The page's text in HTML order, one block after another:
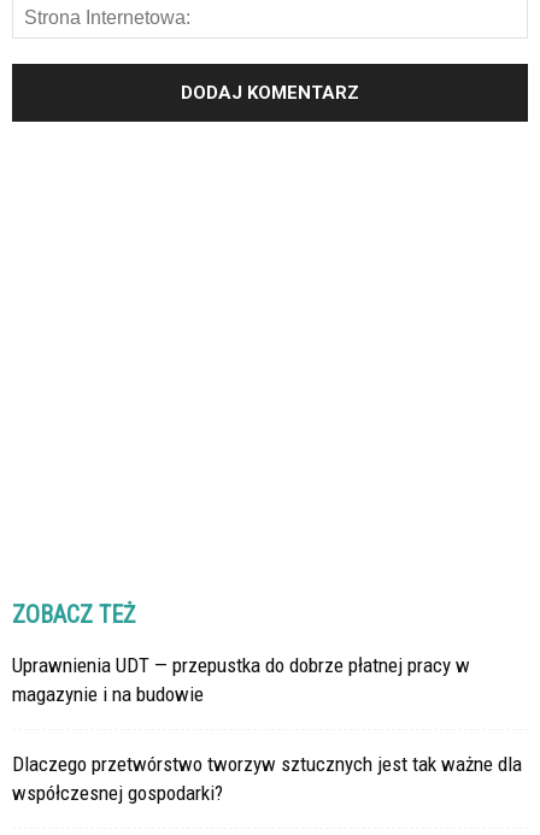
ZOBACZ TEŻ
Uprawnienia UDT — przepustka do dobrze płatnej pracy w
magazynie i na budowie
Dlaczego przetwórstwo tworzyw sztucznych jest tak ważne dla
współczesnej gospodarki?